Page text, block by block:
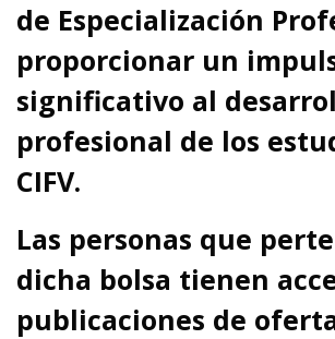
de Especialización
proporcionar un
significativo al
profesional de los
CIFV.
Las personas que
dicha bolsa tienen
publicaciones de